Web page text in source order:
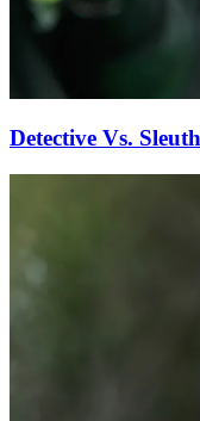
Detective Vs.